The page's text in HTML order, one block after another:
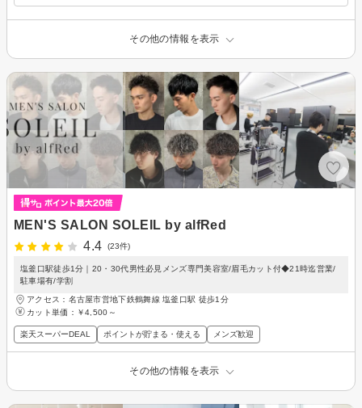
その他の情報を表示
MEN'S SALON SOLEIL by alfRed
4.4
(23件)
塩釜口駅徒歩1分｜20・30代男性必見メンズ専門美容室/眉毛カット付◆21時迄営業/
駐車場有/学割
アクセス：名古屋市営地下鉄鶴舞線 塩釜口駅 徒歩1分
カット単価： ￥4,500～
楽天スーパーDEAL ポイントが貯まる・使える メンズ歓迎
その他の情報を表示